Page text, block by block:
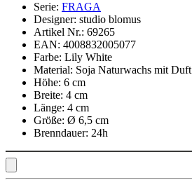
Serie: FRAGA
Designer: studio blomus
Artikel Nr.: 69265
EAN: 4008832005077
Farbe: Lily White
Material: Soja Naturwachs mit Duft
Höhe: 6 cm
Breite: 4 cm
Länge: 4 cm
Größe: Ø 6,5 cm
Brenndauer: 24h